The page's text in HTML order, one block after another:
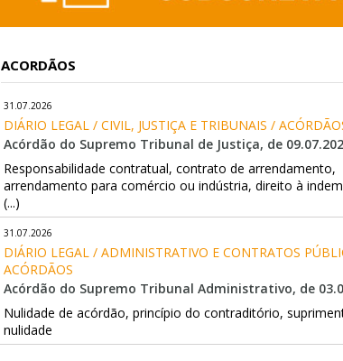
ACORDÃOS
31.07.2026
DIÁRIO LEGAL / CIVIL, JUSTIÇA E TRIBUNAIS /
Acórdão do Supremo Tribunal de Justiça, de
Responsabilidade contratual, contrato de arrendamento,
arrendamento para comércio ou indústria, direito à
(...)
31.07.2026
DIÁRIO LEGAL / ADMINISTRATIVO E CONTRATOS
ACÓRDÃOS
Acórdão do Supremo Tribunal Administrativo, de
Nulidade de acórdão, princípio do contraditório,
nulidade